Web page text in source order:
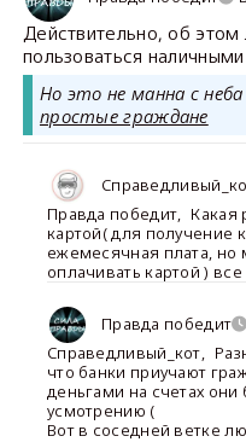
Действительно, об
пользоваться
Но это не манна с
простые граждане
Правда победит, Какая
картой( для получение
ежемесячная плата, но
оплачивать картой )
Правда победит
Справедливый_кот,
что банки приучают
деньгами на счетах они
усмотрению (
Вот в соседней ветке